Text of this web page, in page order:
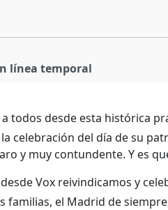
línea temporal
todos desde esta histórica
celebración del día de su
y muy contundente. Y es
Vox reivindicamos y
familias, el Madrid de